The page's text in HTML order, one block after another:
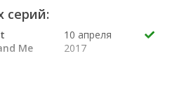
Здесь каждый хранит свою тайну,
добраться до которой предстоит
серий:
Me
10 апреля
2017